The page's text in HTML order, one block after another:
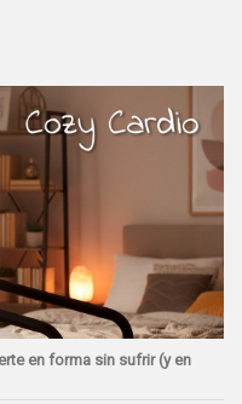
en forma sin sufrir (y en